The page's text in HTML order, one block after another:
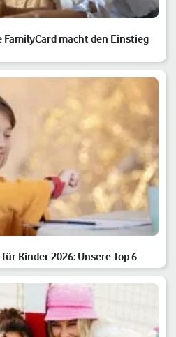
macht den Einstieg
Kinder 2026: Unsere Top 6